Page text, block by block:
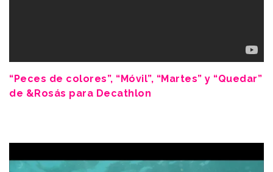
“Peces de colores”, “Móvil”, “Martes” y “Quedar”
de &Rosás para Decathlon